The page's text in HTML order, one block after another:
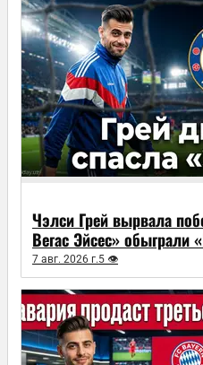
Чэлси Грей вырвала
Вегас Эйсес»
7 авг. 2026 г.5 👁